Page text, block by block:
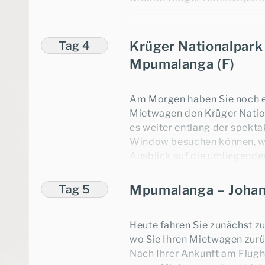
Übernachtung Greater Krüger
Gebühr pro Person/pro Tag
zu zahlen ist.
Tag 4
Krüger
Mpumalanga (F)
Am Morgen haben Sie
Mietwagen den Krüger
es weiter entlang der
Window besuchen können,
Ausblick auf die
Gesteinsformationen, die im
gewaschen wurden, führt
Genießen Sie den Blick auf
Schlucht, durch die sich in
Tag 5 Mpumalanga –
Heute fahren Sie zunächst
wo Sie Ihren Mietwagen
Nach Ihrer Ankunft am